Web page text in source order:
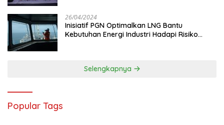
26/04/2024
Inisiatif PGN Optimalkan LNG Bantu
Kebutuhan Energi Industri Hadapi Risiko
Selengkapnya
Popular Tags